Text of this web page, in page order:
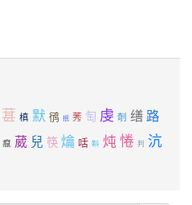
葚 槙 默 鸻 抿 莠 匋 虔 剞 缮 路
癙 葳 兒 筷 爚 咶 斢 炖 惓 判 沆